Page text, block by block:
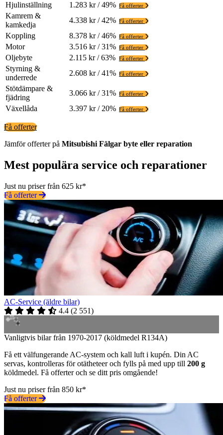
Hjulinställning 1.283 kr / 49% Få offerter
Kamrem &
kamkedja
4.338 kr / 42% Få offerter
Koppling 8.378 kr / 46% Få offerter
Motor 3.516 kr / 31% Få offerter
Oljebyte 2.115 kr / 63% Få offerter
Styrning &
underrede
2.608 kr / 41% Få offerter
Stötdämpare &
fjädring
3.066 kr / 31% Få offerter
Växellåda 3.397 kr / 20% Få offerter
Få offerter
Jämför offerter på Mitsubishi Fälgar byte eller reparation
Mest populära service och reparationer
Just nu priser från 625 kr*
Få offerter
AC-Service (äldre bilar)
4.4 (2 551)
Vanligtvis bilar från 1970-2017 (köldmedel R134A)
Få ett välfungerande AC-system och kall luft i kupén. Din AC
servas, kontrolleras för otätheteer och fylls på med upp till 200 g
köldmedel. Få offerter och se ditt pris omgående!
Just nu priser från 850 kr*
Få offerter